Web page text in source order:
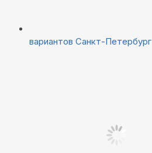
вариантов Санкт-Петербург